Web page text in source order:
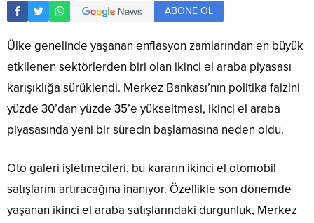
ABONE OL
Ülke genelinde yaşanan enflasyon zamlarından en büyük
etkilenen sektörlerden biri olan ikinci el araba piyasası
karışıklığa sürüklendi. Merkez Bankası’nın politika faizini
yüzde 30’dan yüzde 35’e yükseltmesi, ikinci el araba
piyasasında yeni bir sürecin başlamasına neden oldu.
Oto galeri işletmecileri, bu kararın ikinci el otomobil
satışlarını artıracağına inanıyor. Özellikle son dönemde
yaşanan ikinci el araba satışlarındaki durgunluk, Merkez